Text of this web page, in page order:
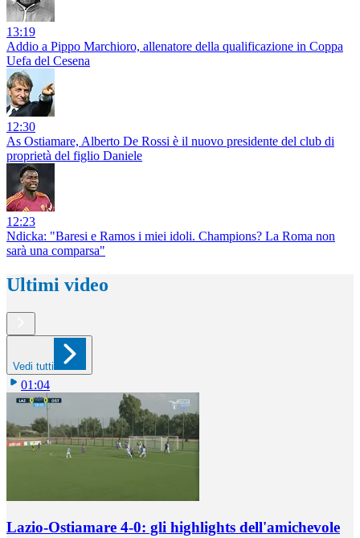
13:19
Addio a Pippo Marchioro, allenatore della qualificazione in Coppa
Uefa del Cesena
12:30
As Ostiamare, Alberto De Rossi è il nuovo presidente del club di
proprietà del figlio Daniele
12:23
Ndicka: "Baresi e Ramos i miei idoli. Champions? La Roma non
sarà una comparsa"
Ultimi video
Vedi tutti
01:04
Lazio-Ostiamare 4-0: gli highlights dell'amichevole